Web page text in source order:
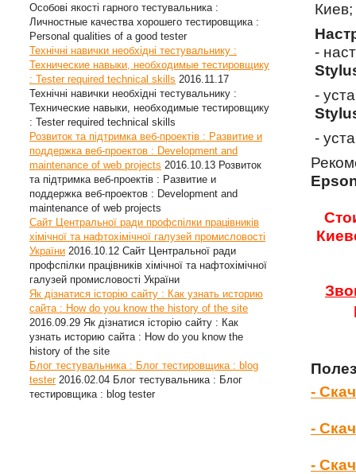
Особові якості гарного тестувальника :
Личностные качества хорошего тестировщика :
Personal qualities of a good tester
Технічні навички необхідні тестувальнику :
Технические навыки, необходимые тестировщику
: Tester required technical skills 2016.11.17
Технічні навички необхідні тестувальнику :
Технические навыки, необходимые тестировщику
: Tester required technical skills
Розвиток та підтримка веб-проектів : Развитие и
поддержка веб-проектов : Development and
maintenance of web projects 2016.10.13 Розвиток
та підтримка веб-проектів : Развитие и
поддержка веб-проектов : Development and
maintenance of web projects
Сайт Центральної ради профспілки працівників
хімічної та нафтохімічної галузей промисловості
України 2016.10.12 Сайт Центральної ради
профспілки працівників хімічної та нафтохімічної
галузей промисловості України
Як дізнатися історію сайту : Как узнать историю
сайта : How do you know the history of the site
2016.09.29 Як дізнатися історію сайту : Как
узнать историю сайта : How do you know the
history of the site
Блог тестувальника : Блог тестировщика : blog
tester 2016.02.04 Блог тестувальника : Блог
тестировщика : blog tester
Киев;
-
-
-
-
-
-